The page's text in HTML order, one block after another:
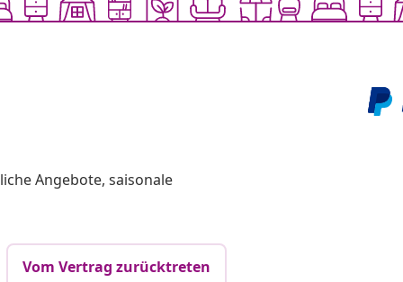
Angebote, saisonale
Vom Vertrag zurücktreten